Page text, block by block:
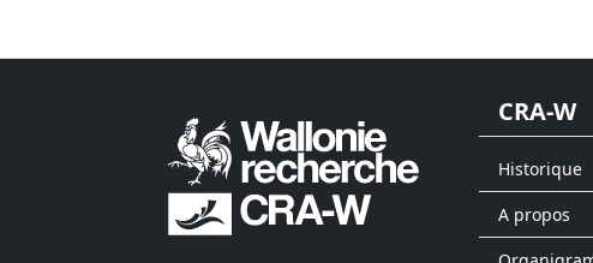
CRA-W
Historique
A propos